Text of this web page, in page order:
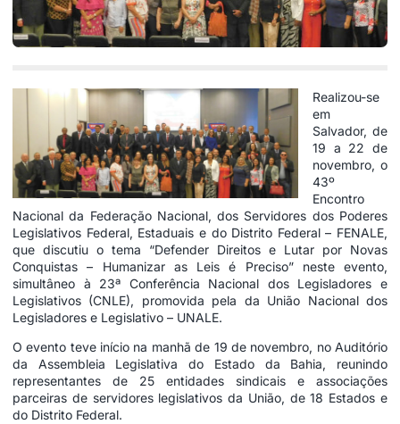
Realizou-se
em
Salvador, de
19 a 22 de
novembro, o
43º
Encontro
Nacional da Federação Nacional, dos Servidores dos Poderes
Legislativos Federal, Estaduais e do Distrito Federal – FENALE,
que discutiu o tema “Defender Direitos e Lutar por Novas
Conquistas – Humanizar as Leis é Preciso” neste evento,
simultâneo à 23ª Conferência Nacional dos Legisladores e
Legislativos (CNLE), promovida pela da União Nacional dos
Legisladores e Legislativo – UNALE.
O evento teve início na manhã de 19 de novembro, no Auditório
da Assembleia Legislativa do Estado da Bahia, reunindo
representantes de 25 entidades sindicais e associações
parceiras de servidores legislativos da União, de 18 Estados e
do Distrito Federal.